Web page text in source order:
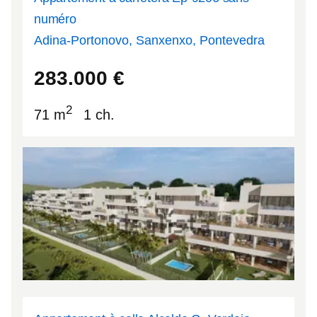
numéro
Adina-Portonovo, Sanxenxo, Pontevedra
283.000 €
71 m2 1 ch.